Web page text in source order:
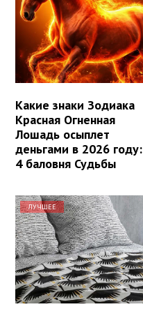
Какие знаки Зодиака
Красная Огненная
Лошадь осыплет
деньгами в 2026 году:
4 баловня Судьбы
ЛУЧШЕЕ